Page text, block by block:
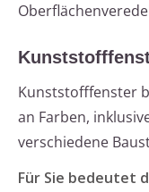
Kunststofffenster
an Farben,
verschiedene
Für Sie bedeutet